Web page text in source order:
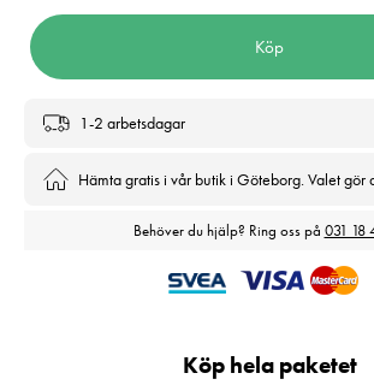
Köp
1-2 arbetsdagar
Hämta gratis i vår butik i Göteborg. Valet gör
Behöver du hjälp? Ring oss på 031 18
Köp hela paketet